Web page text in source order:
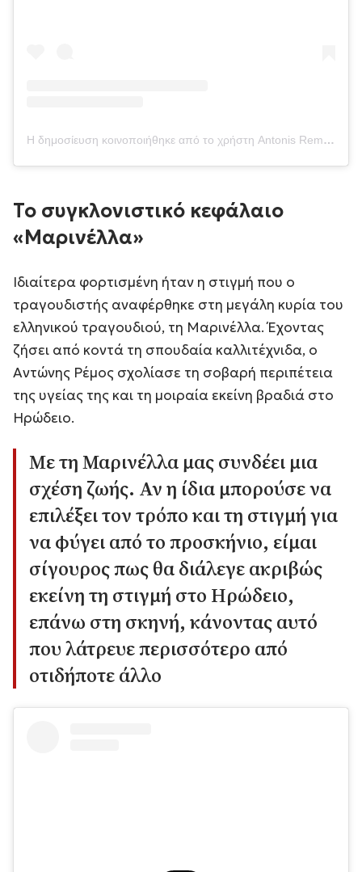
Η δημοσίευση κοινοποιήθηκε από το χρήστη Antonis Remos (@aremovic)
Το συγκλονιστικό κεφάλαιο
«Μαρινέλλα»
Ιδιαίτερα φορτισμένη ήταν η στιγμή που ο
τραγουδιστής αναφέρθηκε στη μεγάλη κυρία του
ελληνικού τραγουδιού, τη Μαρινέλλα. Έχοντας
ζήσει από κοντά τη σπουδαία καλλιτέχνιδα, ο
Αντώνης Ρέμος σχολίασε τη σοβαρή περιπέτεια
της υγείας της και τη μοιραία εκείνη βραδιά στο
Ηρώδειο.
Με τη Μαρινέλλα μας συνδέει μια
σχέση ζωής. Αν η ίδια μπορούσε να
επιλέξει τον τρόπο και τη στιγμή για
να φύγει από το προσκήνιο, είμαι
σίγουρος πως θα διάλεγε ακριβώς
εκείνη τη στιγμή στο Ηρώδειο,
επάνω στη σκηνή, κάνοντας αυτό
που λάτρευε περισσότερο από
οτιδήποτε άλλο